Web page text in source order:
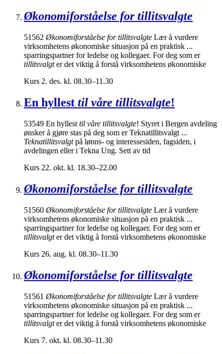
Økonomiforståelse for tillitsvalgte
51562 Økonomiforståelse for tillitsvalgte Lær å vurdere
virksomhetens økonomiske situasjon på en praktisk ...
sparringspartner for ledelse og kollegaer. For deg som er
tillitsvalgter det viktig å forstå virksomhetens økonomiske
Kurs 2. des. kl. 08.30–11.30
En hyllest til våre tillitsvalgte!
53549 En hyllest til våre tillitsvalgte! Styret i Bergen avdeling
ønsker å gjøre stas på deg som er Teknatillitsvalgt ...
Teknatillitsvalgtpå lønns- og interessesiden, fagsiden, i
avdelingen eller i Tekna Ung. Sett av tid
Kurs 22. okt. kl. 18.30–22.00
Økonomiforståelse for tillitsvalgte
51560 Økonomiforståelse for tillitsvalgte Lær å vurdere
virksomhetens økonomiske situasjon på en praktisk ...
sparringspartner for ledelse og kollegaer. For deg som er
tillitsvalgter det viktig å forstå virksomhetens økonomiske
Kurs 26. aug. kl. 08.30–11.30
Økonomiforståelse for tillitsvalgte
51561 Økonomiforståelse for tillitsvalgte Lær å vurdere
virksomhetens økonomiske situasjon på en praktisk ...
sparringspartner for ledelse og kollegaer. For deg som er
tillitsvalgter det viktig å forstå virksomhetens økonomiske
Kurs 7. okt. kl. 08.30–11.30